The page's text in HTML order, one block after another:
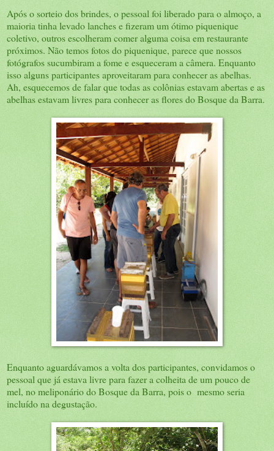
Após o sorteio dos brindes, o pessoal foi liberado para o almoço, a
maioria tinha levado lanches e fizeram um ótimo piquenique
coletivo, outros escolheram comer alguma coisa em restaurante
próximos. Não temos fotos do piquenique, parece que nossos
fotógrafos sucumbiram a fome e esqueceram a câmera. Enquanto
isso alguns participantes aproveitaram para conhecer as abelhas.
Ah, esquecemos de falar que todas as colônias estavam abertas e as
abelhas estavam livres para conhecer as flores do Bosque da Barra.
Enquanto aguardávamos a volta dos participantes, convidamos o
pessoal que já estava livre para fazer a colheita de um pouco de
mel, no meliponário do Bosque da Barra, pois o mesmo seria
incluído na degustação.